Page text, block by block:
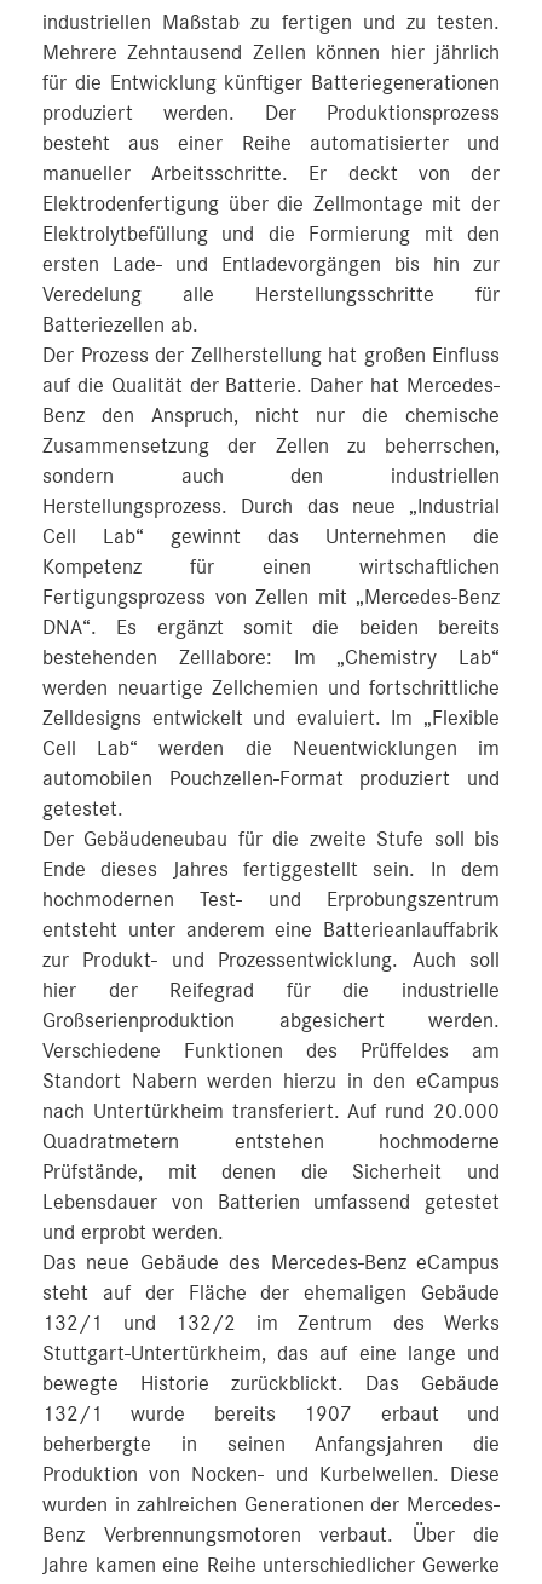
industriellen Maßstab zu fertigen und zu testen.
Mehrere Zehntausend Zellen können hier jährlich
für die Entwicklung künftiger Batteriegenerationen
produziert werden. Der Produktionsprozess
besteht aus einer Reihe automatisierter und
manueller Arbeitsschritte. Er deckt von der
Elektrodenfertigung über die Zellmontage mit der
Elektrolytbefüllung und die Formierung mit den
ersten Lade- und Entladevorgängen bis hin zur
Veredelung alle Herstellungsschritte für
Batteriezellen ab.
Der Prozess der Zellherstellung hat großen Einfluss
auf die Qualität der Batterie. Daher hat Mercedes-
Benz den Anspruch, nicht nur die chemische
Zusammensetzung der Zellen zu beherrschen,
sondern auch den industriellen
Herstellungsprozess. Durch das neue „Industrial
Cell Lab“ gewinnt das Unternehmen die
Kompetenz für einen wirtschaftlichen
Fertigungsprozess von Zellen mit „Mercedes-Benz
DNA“. Es ergänzt somit die beiden bereits
bestehenden Zelllabore: Im „Chemistry Lab“
werden neuartige Zellchemien und fortschrittliche
Zelldesigns entwickelt und evaluiert. Im „Flexible
Cell Lab“ werden die Neuentwicklungen im
automobilen Pouchzellen-Format produziert und
getestet.
Der Gebäudeneubau für die zweite Stufe soll bis
Ende dieses Jahres fertiggestellt sein. In dem
hochmodernen Test- und Erprobungszentrum
entsteht unter anderem eine Batterieanlauffabrik
zur Produkt- und Prozessentwicklung. Auch soll
hier der Reifegrad für die industrielle
Großserienproduktion abgesichert werden.
Verschiedene Funktionen des Prüffeldes am
Standort Nabern werden hierzu in den eCampus
nach Untertürkheim transferiert. Auf rund 20.000
Quadratmetern entstehen hochmoderne
Prüfstände, mit denen die Sicherheit und
Lebensdauer von Batterien umfassend getestet
und erprobt werden.
Das neue Gebäude des Mercedes-Benz eCampus
steht auf der Fläche der ehemaligen Gebäude
132/1 und 132/2 im Zentrum des Werks
Stuttgart-Untertürkheim, das auf eine lange und
bewegte Historie zurückblickt. Das Gebäude
132/1 wurde bereits 1907 erbaut und
beherbergte in seinen Anfangsjahren die
Produktion von Nocken- und Kurbelwellen. Diese
wurden in zahlreichen Generationen der Mercedes-
Benz Verbrennungsmotoren verbaut. Über die
Jahre kamen eine Reihe unterschiedlicher Gewerke